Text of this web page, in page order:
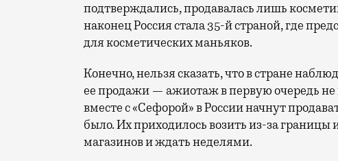
подтверждались, продавалась лишь
наконец Россия стала 35-й страной, где
для косметических маньяков.
Конечно, нельзя сказать, что в стране
ее продажи — ажиотаж в первую очередь не
вместе с «Сефорой» в России начнут
было. Их приходилось возить из-за границы
магазинов и ждать неделями.